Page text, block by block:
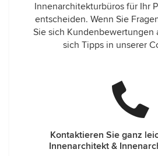
Innenarchitekturbüros für Ihr
entscheiden. Wenn Sie
Sie sich Kundenbewertungen
sich Tipps in unserer
Kontaktieren Sie ganz
Innenarchitekt &